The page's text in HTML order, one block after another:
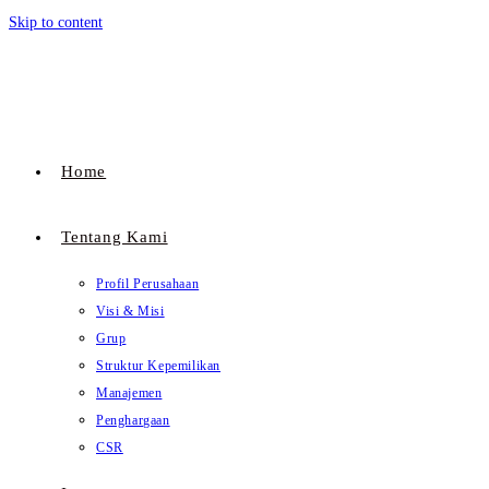
Skip to content
Home
Tentang Kami
Profil Perusahaan
Visi & Misi
Grup
Struktur Kepemilikan
Manajemen
Penghargaan
CSR